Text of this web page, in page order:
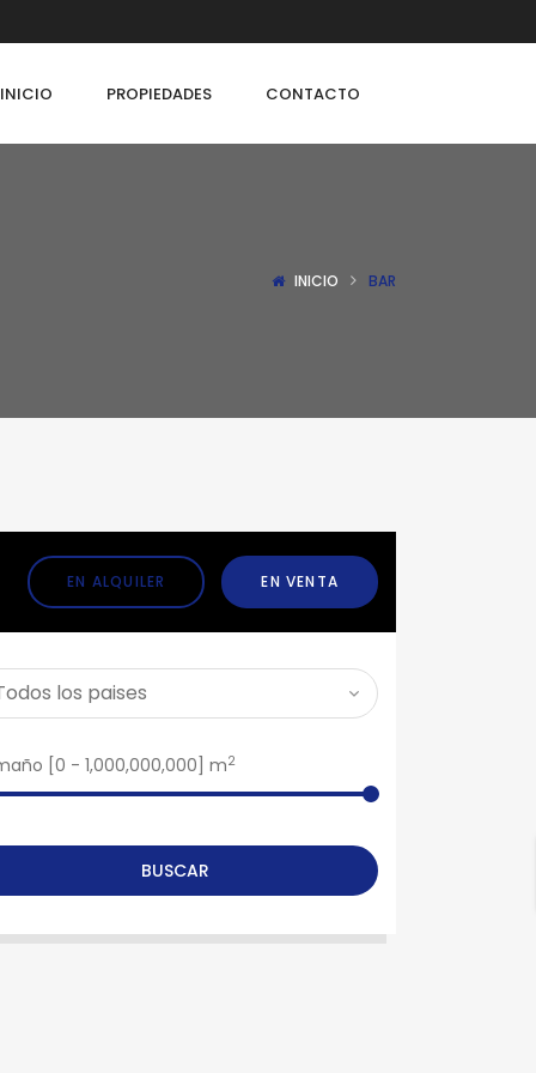
INICIO PROPIEDADES CONTACTO
INICIO BAR
EN ALQUILER EN VENTA
[ 0 - 1,000,000,000 ] m2
BUSCAR